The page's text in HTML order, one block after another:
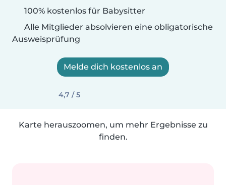
100% kostenlos für Babysitter
Alle Mitglieder absolvieren eine obligatorische
Ausweisprüfung
Melde dich kostenlos an
4,7 / 5
Karte herauszoomen, um mehr Ergebnisse zu
finden.